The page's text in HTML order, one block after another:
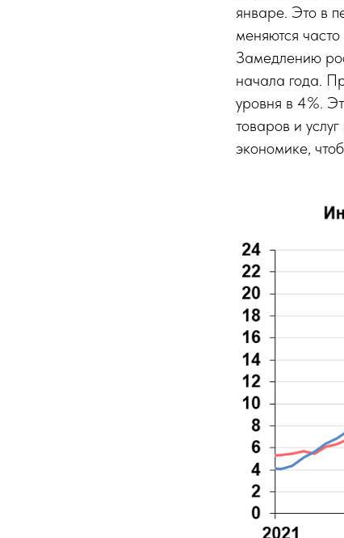
январе. Это в
меняются
Замедлению
начала года.
уровня в 4%.
товаров и
экономике,